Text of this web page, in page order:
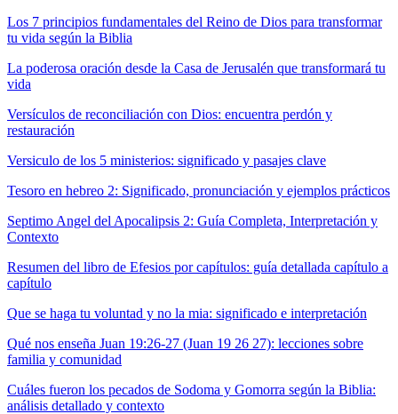
Los 7 principios fundamentales del Reino de Dios para transformar
tu vida según la Biblia
La poderosa oración desde la Casa de Jerusalén que transformará tu
vida
Versículos de reconciliación con Dios: encuentra perdón y
restauración
Versiculo de los 5 ministerios: significado y pasajes clave
Tesoro en hebreo 2: Significado, pronunciación y ejemplos prácticos
Septimo Angel del Apocalipsis 2: Guía Completa, Interpretación y
Contexto
Resumen del libro de Efesios por capítulos: guía detallada capítulo a
capítulo
Que se haga tu voluntad y no la mia: significado e interpretación
Qué nos enseña Juan 19:26-27 (Juan 19 26 27): lecciones sobre
familia y comunidad
Cuáles fueron los pecados de Sodoma y Gomorra según la Biblia:
análisis detallado y contexto